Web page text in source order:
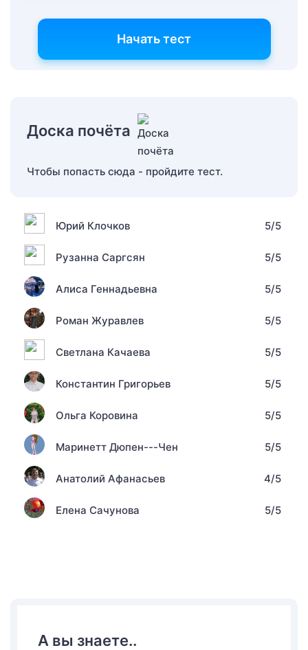
Начать тест
Доска почёта
Чтобы попасть сюда - пройдите тест.
Юрий Клочков 5/5
Рузанна Саргсян 5/5
Алиса Геннадьевна 5/5
Роман Журавлев 5/5
Светлана Качаева 5/5
Константин Григорьев 5/5
Ольга Коровина 5/5
Маринетт Дюпен---Чен 5/5
Анатолий Афанасьев 4/5
Елена Сачунова 5/5
А вы знаете..